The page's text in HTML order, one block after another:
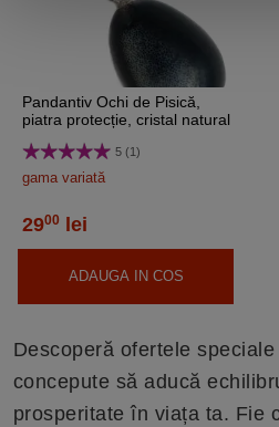
Pandantiv Ochi de Pisică,
piatra protecție, cristal natural
5 (1)
gama variată
2900 lei
ADAUGA IN COS
Descoperă ofertele
concepute să aducă
prosperitate în viața ta. Fie